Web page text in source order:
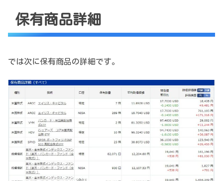
保有商品詳細
では次に保有商品の詳細です。